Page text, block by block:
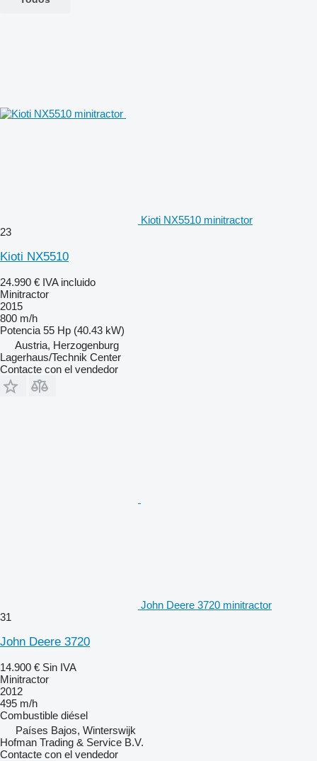
Kioti NX5510 minitractor
23
Kioti NX5510
24.990 € IVA incluido
Minitractor
2015
800 m/h
Potencia 55 Hp (40.43 kW)
Austria, Herzogenburg
Lagerhaus/Technik Center
Contacte con el vendedor
John Deere 3720 minitractor
31
John Deere 3720
14.900 € Sin IVA
Minitractor
2012
495 m/h
Combustible diésel
Países Bajos, Winterswijk
Hofman Trading & Service B.V.
Contacte con el vendedor